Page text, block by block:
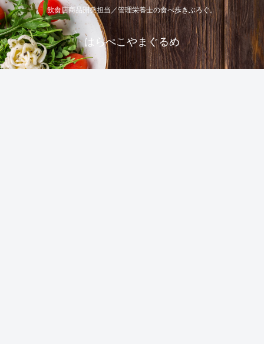
飲食店商品開発担当／管理栄養士の食べ歩きぶろぐ。
はらぺこやまぐるめ